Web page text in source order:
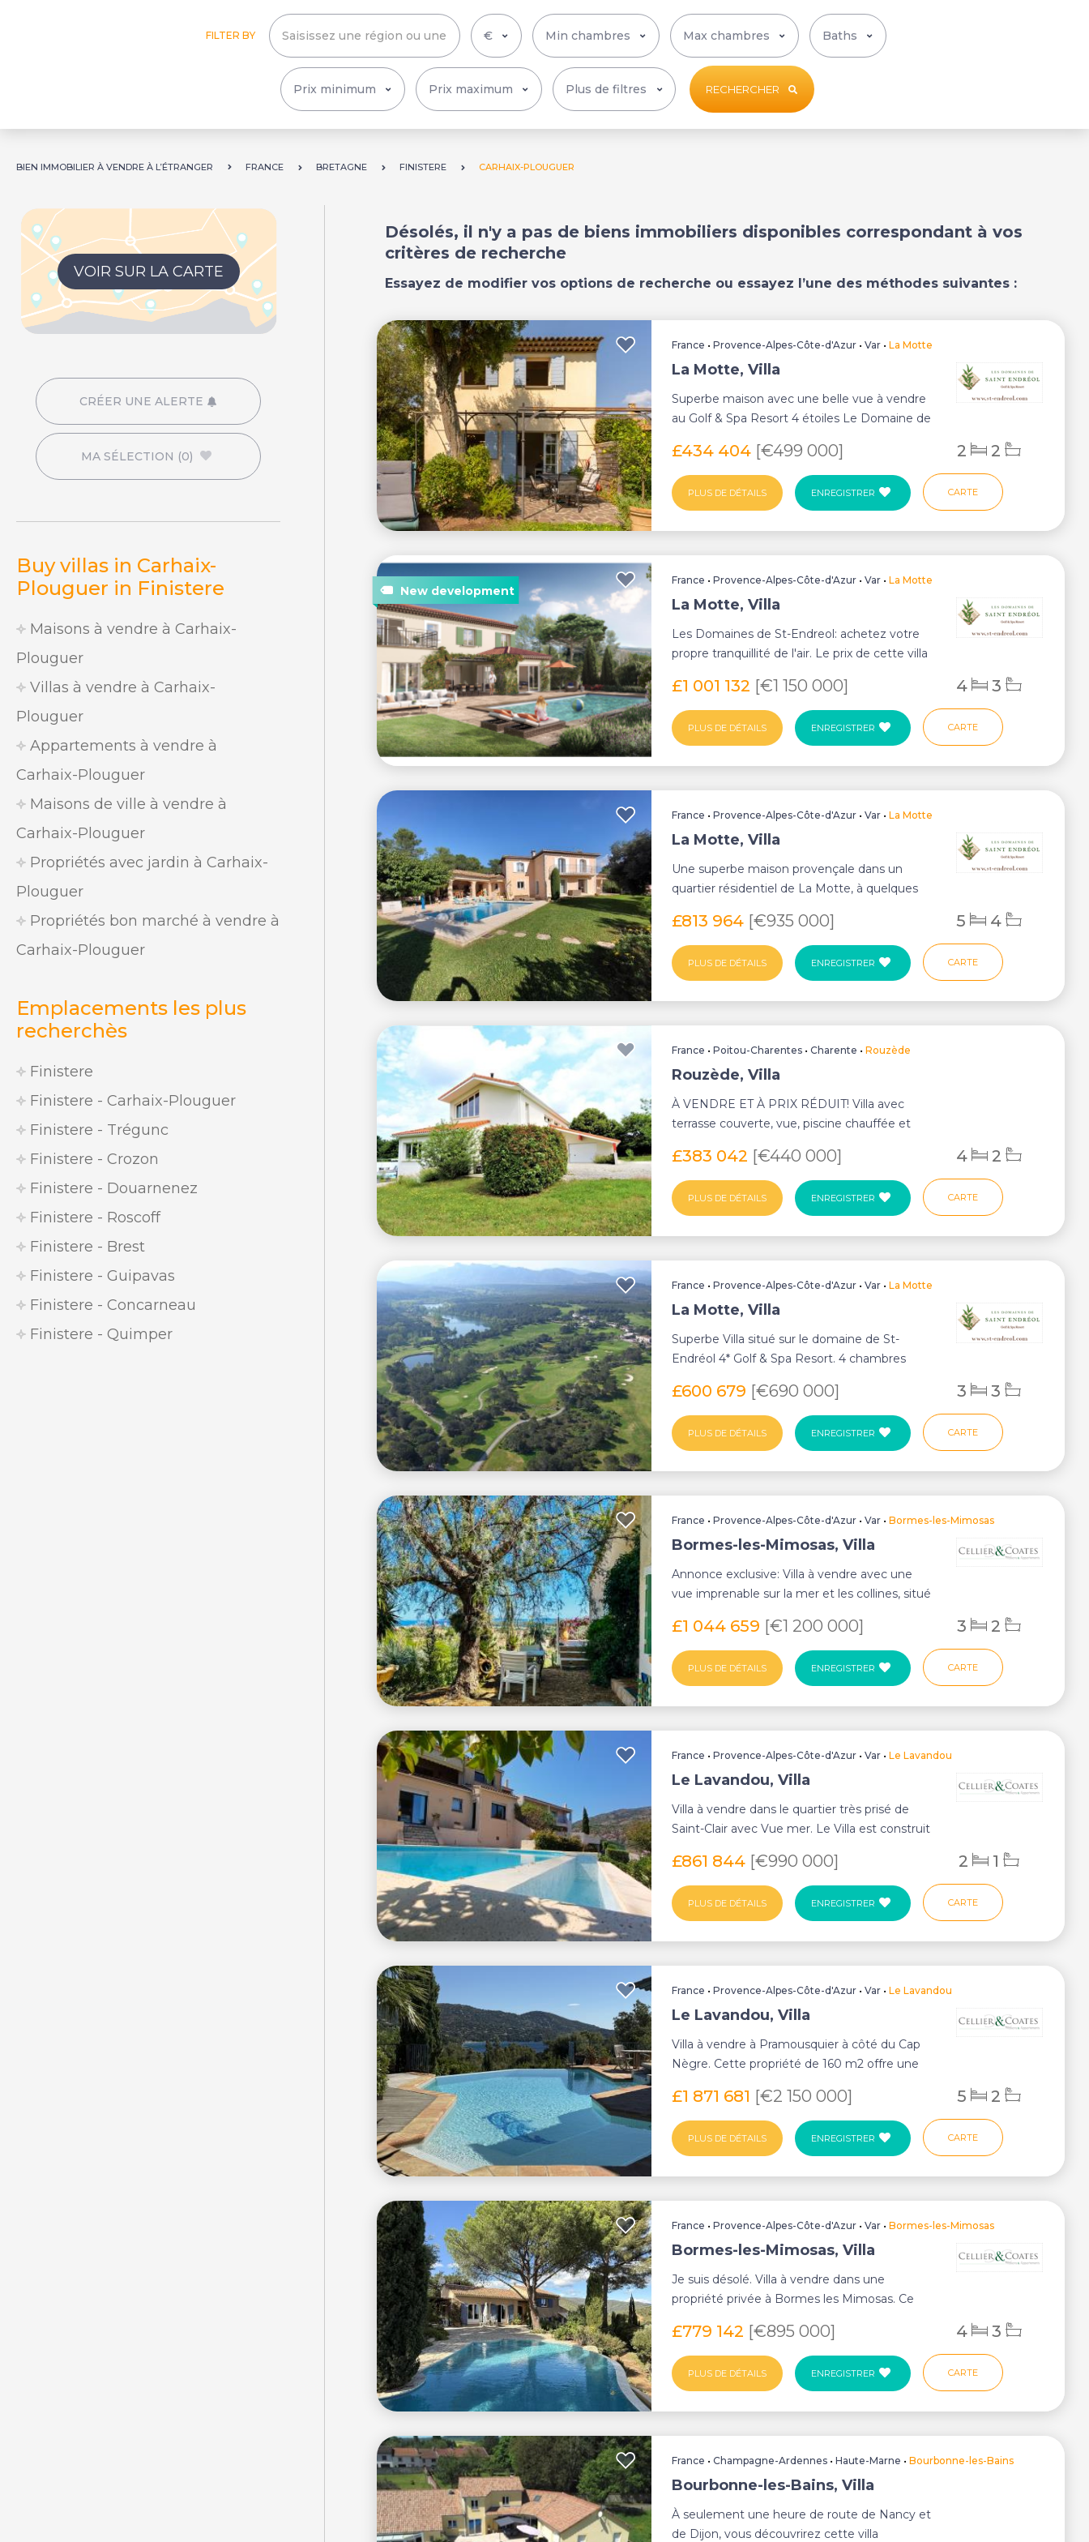
FILTER BY
Plus de filtres RECHERCHER
BIEN IMMOBILIER À VENDRE À L’ÉTRANGER FRANCE BRETAGNE FINISTERE CARHAIX-PLOUGUER
VOIR SUR LA CARTE
CRÉER UNE ALERTE
MA SÉLECTION (0)
Buy villas in Carhaix-
Plouguer in Finistere
Maisons à vendre à Carhaix-
Plouguer
Villas à vendre à Carhaix-
Plouguer
Appartements à vendre à
Carhaix-Plouguer
Maisons de ville à vendre à
Carhaix-Plouguer
Propriétés avec jardin à Carhaix-
Plouguer
Propriétés bon marché à vendre à
Carhaix-Plouguer
Emplacements les plus
recherchès
Finistere
Finistere - Carhaix-Plouguer
Finistere - Trégunc
Finistere - Crozon
Finistere - Douarnenez
Finistere - Roscoff
Finistere - Brest
Finistere - Guipavas
Finistere - Concarneau
Finistere - Quimper
Désolés, il n'y a pas de biens immobiliers disponibles correspondant à vos
critères de recherche
Essayez de modifier vos options de recherche ou essayez l’une des méthodes suivantes :
France •Provence-Alpes-Côte-d'Azur •Var •La Motte
La Motte, Villa
Superbe maison avec une belle vue à vendre
au Golf & Spa Resort 4 étoiles Le Domaine de
£434 404 [€499 000] 2 2
PLUS DE DÉTAILS ENREGISTRER CARTE
France •Provence-Alpes-Côte-d'Azur •Var •La Motte
La Motte, Villa
Les Domaines de St-Endreol: achetez votre
propre tranquillité de l'air. Le prix de cette villa
£1 001 132 [€1 150 000] 4 3
PLUS DE DÉTAILS ENREGISTRER CARTE
France •Provence-Alpes-Côte-d'Azur •Var •La Motte
La Motte, Villa
Une superbe maison provençale dans un
quartier résidentiel de La Motte, à quelques
£813 964 [€935 000] 5 4
PLUS DE DÉTAILS ENREGISTRER CARTE
France •Poitou-Charentes •Charente •Rouzède
Rouzède, Villa
À VENDRE ET À PRIX RÉDUIT! Villa avec
terrasse couverte, vue, piscine chauffée et
£383 042 [€440 000] 4 2
PLUS DE DÉTAILS ENREGISTRER CARTE
France •Provence-Alpes-Côte-d'Azur •Var •La Motte
La Motte, Villa
Superbe Villa situé sur le domaine de St-
Endréol 4* Golf & Spa Resort. 4 chambres
£600 679 [€690 000] 3 3
PLUS DE DÉTAILS ENREGISTRER CARTE
France •Provence-Alpes-Côte-d'Azur •Var •Bormes-les-Mimosas
Bormes-les-Mimosas, Villa
Annonce exclusive: Villa à vendre avec une
vue imprenable sur la mer et les collines, situé
£1 044 659 [€1 200 000] 3 2
PLUS DE DÉTAILS ENREGISTRER CARTE
France •Provence-Alpes-Côte-d'Azur •Var •Le Lavandou
Le Lavandou, Villa
Villa à vendre dans le quartier très prisé de
Saint-Clair avec Vue mer. Le Villa est construit
£861 844 [€990 000] 2 1
PLUS DE DÉTAILS ENREGISTRER CARTE
France •Provence-Alpes-Côte-d'Azur •Var •Le Lavandou
Le Lavandou, Villa
Villa à vendre à Pramousquier à côté du Cap
Nègre. Cette propriété de 160 m2 offre une
£1 871 681 [€2 150 000] 5 2
PLUS DE DÉTAILS ENREGISTRER CARTE
France •Provence-Alpes-Côte-d'Azur •Var •Bormes-les-Mimosas
Bormes-les-Mimosas, Villa
Je suis désolé. Villa à vendre dans une
propriété privée à Bormes les Mimosas. Ce
£779 142 [€895 000] 4 3
PLUS DE DÉTAILS ENREGISTRER CARTE
France •Champagne-Ardennes •Haute-Marne •Bourbonne-les-Bains
Bourbonne-les-Bains, Villa
À seulement une heure de route de Nancy et
de Dijon, vous découvrirez cette villa